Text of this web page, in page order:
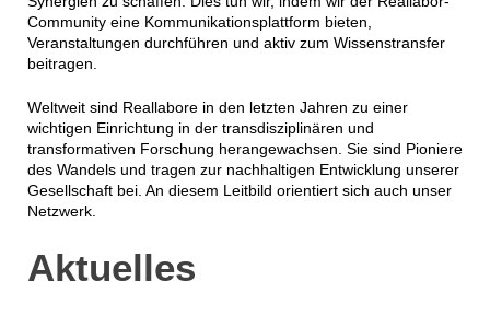
Community eine Kommunikationsplattform bieten,
Veranstaltungen durchführen und aktiv zum Wissenstransfer
beitragen.
Weltweit sind Reallabore in den letzten Jahren zu einer
wichtigen Einrichtung in der transdisziplinären und
transformativen Forschung herangewachsen. Sie sind Pioniere
des Wandels und tragen zur nachhaltigen Entwicklung unserer
Gesellschaft bei. An diesem Leitbild orientiert sich auch unser
Netzwerk.
Aktuelles